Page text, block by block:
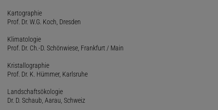
Kartographie
Prof. Dr. W.G. Koch, Dresden
Klimatologie
Prof. Dr. Ch.-D. Schönwiese, Frankfurt / Main
Kristallographie
Prof. Dr. K. Hümmer, Karlsruhe
Landschaftsökologie
Dr. D. Schaub, Aarau, Schweiz